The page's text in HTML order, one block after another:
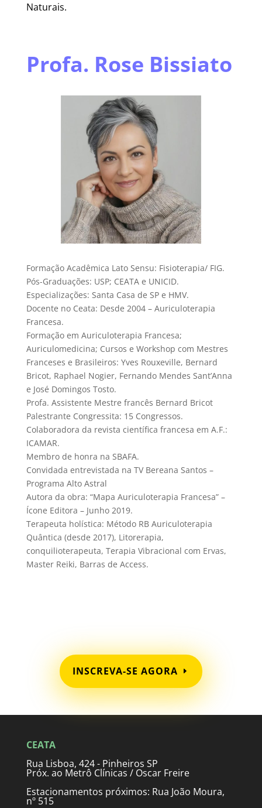
Naturais.
Profa. Rose Bissiato
Formação Acadêmica Lato Sensu: Fisioterapia/ FIG.
Pós-Graduações: USP; CEATA e UNICID.
Especializações: Santa Casa de SP e HMV.
Docente no Ceata: Desde 2004 – Auriculoterapia
Francesa.
Formação em Auriculoterapia Francesa;
Auriculomedicina; Cursos e Workshop com Mestres
Franceses e Brasileiros: Yves Rouxeville, Bernard
Bricot, Raphael Nogier, Fernando Mendes Sant’Anna
e José Domingos Tosto.
Profa. Assistente Mestre francês Bernard Bricot
Palestrante Congressita: 15 Congressos.
Colaboradora da revista científica francesa em A.F.:
ICAMAR.
Membro de honra na SBAFA.
Convidada entrevistada na TV Bereana Santos –
Programa Alto Astral
Autora da obra: “Mapa Auriculoterapia Francesa” –
Ícone Editora – Junho 2019.
Terapeuta holística: Método RB Auriculoterapia
Quântica (desde 2017), Litorerapia,
conquilioterapeuta, Terapia Vibracional com Ervas,
Master Reiki, Barras de Access.
INSCREVA-SE AGORA
CEATA
Rua Lisboa, 424 - Pinheiros SP
Próx. ao Metrô Clínicas / Oscar Freire
Estacionamentos próximos: Rua João Moura,
nº 515